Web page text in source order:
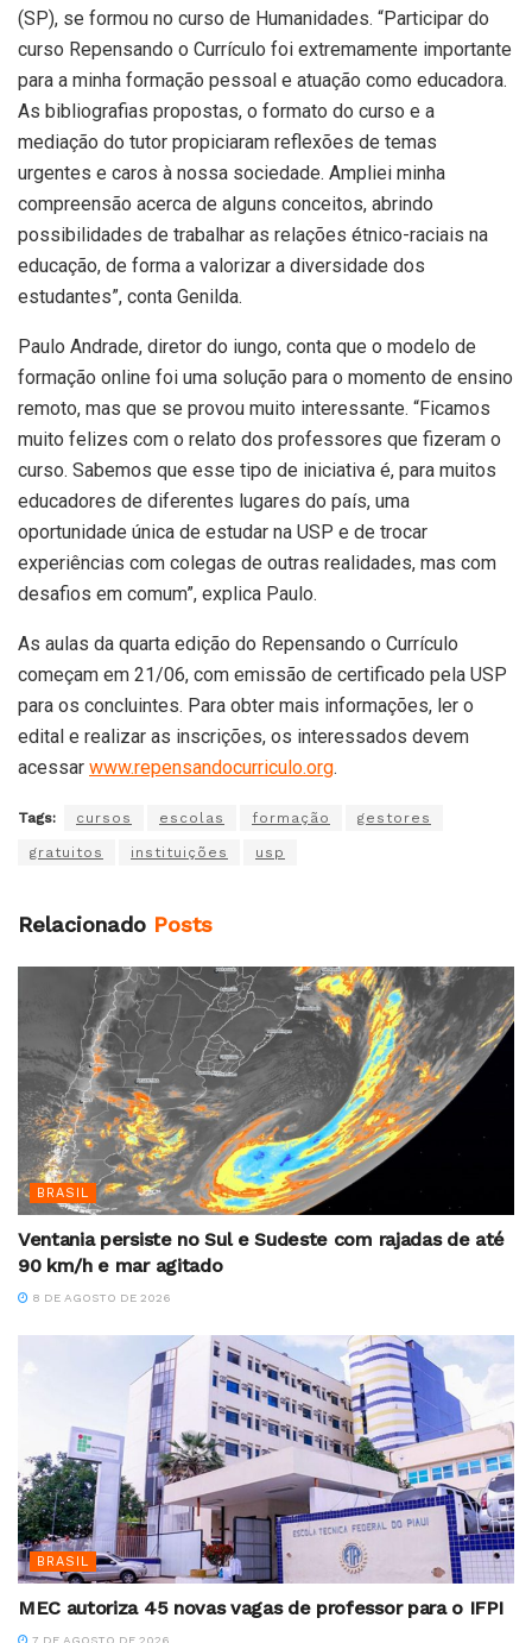
(SP), se formou no curso de Humanidades. “Participar do
curso Repensando o Currículo foi extremamente importante
para a minha formação pessoal e atuação como educadora.
As bibliografias propostas, o formato do curso e a
mediação do tutor propiciaram reflexões de temas
urgentes e caros à nossa sociedade. Ampliei minha
compreensão acerca de alguns conceitos, abrindo
possibilidades de trabalhar as relações étnico-raciais na
educação, de forma a valorizar a diversidade dos
estudantes”, conta Genilda.
Paulo Andrade, diretor do iungo, conta que o modelo de
formação online foi uma solução para o momento de ensino
remoto, mas que se provou muito interessante. “Ficamos
muito felizes com o relato dos professores que fizeram o
curso. Sabemos que esse tipo de iniciativa é, para muitos
educadores de diferentes lugares do país, uma
oportunidade única de estudar na USP e de trocar
experiências com colegas de outras realidades, mas com
desafios em comum”, explica Paulo.
As aulas da quarta edição do Repensando o Currículo
começam em 21/06, com emissão de certificado pela USP
para os concluintes. Para obter mais informações, ler o
edital e realizar as inscrições, os interessados devem
acessar www.repensandocurriculo.org.
Tags: cursos escolas formação gestores
gratuitos instituições usp
Relacionado Posts
BRASIL
Ventania persiste no Sul e Sudeste com rajadas de até
90 km/h e mar agitado
8 DE AGOSTO DE 2026
BRASIL
MEC autoriza 45 novas vagas de professor para o IFPI
7 DE AGOSTO DE 2026